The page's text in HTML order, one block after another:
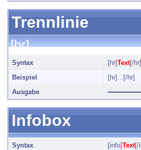
Trennlinie
[hr]
Syntax [hr]Text[/hr]
Beispiel
[hr]...[/hr]
Ausgabe
Infobox
Syntax [info]Text[/